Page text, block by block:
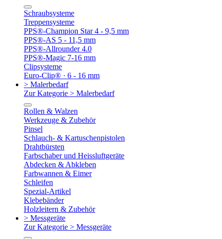
Schraubsysteme
Treppensysteme
PPS®-Champion Star 4 - 9,5 mm
PPS®-AS 5 - 11,5 mm
PPS®-Allrounder 4.0
PPS®-Magic 7-16 mm
Clipsysteme
Euro-Clip® · 6 - 16 mm
> Malerbedarf
Zur Kategorie > Malerbedarf
Rollen & Walzen
Werkzeuge & Zubehör
Pinsel
Schlauch- & Kartuschenpistolen
Drahtbürsten
Farbschaber und Heissluftgeräte
Abdecken & Abkleben
Farbwannen & Eimer
Schleifen
Spezial-Artikel
Klebebänder
Holzleitern & Zubehör
> Messgeräte
Zur Kategorie > Messgeräte